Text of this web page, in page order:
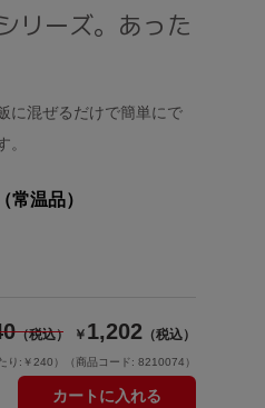
リーズ。あった
に混ぜるだけで簡単にで
温品）
（税込） ￥ 1,202 （税込）
り:￥240） （商品コード: 8210074）
カートに入れる